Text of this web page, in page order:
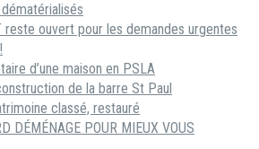
reste ouvert pour les demandes urgentes
d’une maison en PSLA
de la barre St Paul
classé, restauré
DÉMÉNAGE POUR MIEUX VOUS